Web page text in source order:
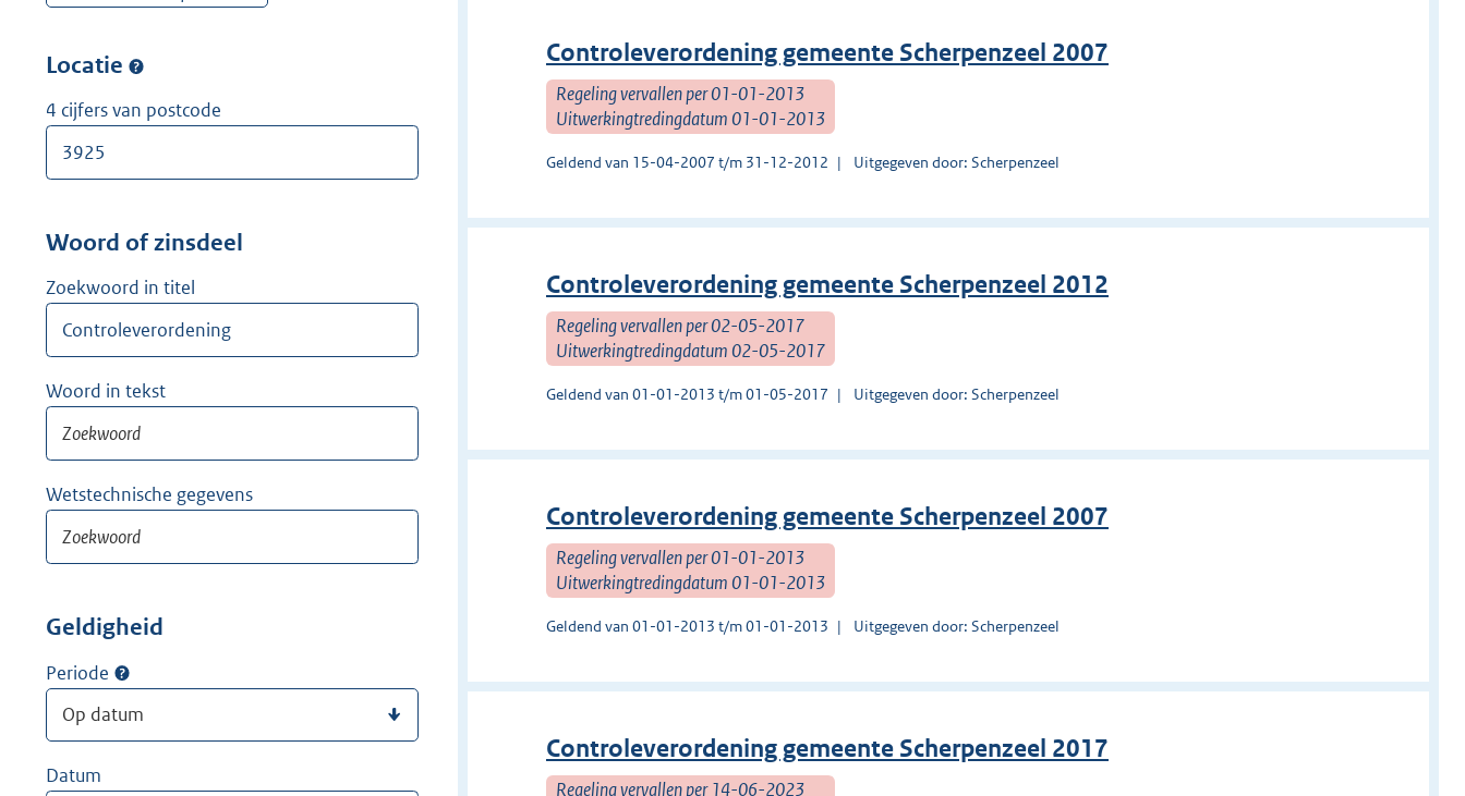
w
e
d
Locatie
4 cijfers van postcode
Woord of zinsdeel
Zoekwoord in titel
Woord in tekst
Wetstechnische gegevens
Geldigheid
Periode
Datum
Controleverordening gemeente Scherpenzeel 2007
Regeling vervallen per 01-01-2013
Uitwerkingtredingdatum 01-01-2013
Geldend van 15-04-2007 t/m 31-12-2012 Uitgegeven door: Scherpenzeel
Controleverordening gemeente Scherpenzeel 2012
Regeling vervallen per 02-05-2017
Uitwerkingtredingdatum 02-05-2017
Geldend van 01-01-2013 t/m 01-05-2017 Uitgegeven door: Scherpenzeel
Controleverordening gemeente Scherpenzeel 2007
Regeling vervallen per 01-01-2013
Uitwerkingtredingdatum 01-01-2013
Geldend van 01-01-2013 t/m 01-01-2013 Uitgegeven door: Scherpenzeel
Controleverordening gemeente Scherpenzeel 2017
Regeling vervallen per 14-06-2023